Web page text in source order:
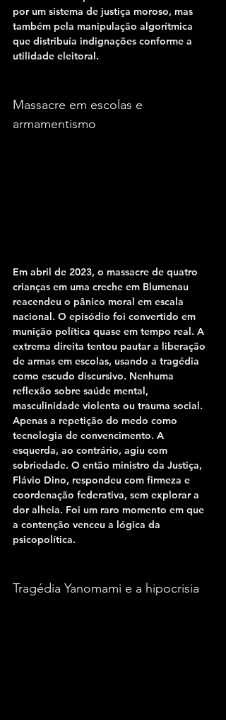
por um sistema de justiça moroso, mas
também pela manipulação algorítmica
que distribuía indignações conforme a
utilidade eleitoral.
Massacre em escolas e
armamentismo
Em abril de 2023, o massacre de quatro
crianças em uma creche em Blumenau
reacendeu o pânico moral em escala
nacional. O episódio foi convertido em
munição política quase em tempo real. A
extrema direita tentou pautar a liberação
de armas em escolas, usando a tragédia
como escudo discursivo. Nenhuma
reflexão sobre saúde mental,
masculinidade violenta ou trauma social.
Apenas a repetição do medo como
tecnologia de convencimento. A
esquerda, ao contrário, agiu com
sobriedade. O então ministro da Justiça,
Flávio Dino, respondeu com firmeza e
coordenação federativa, sem explorar a
dor alheia. Foi um raro momento em que
a contenção venceu a lógica da
psicopolítica.
Tragédia Yanomami e a hipocrisia